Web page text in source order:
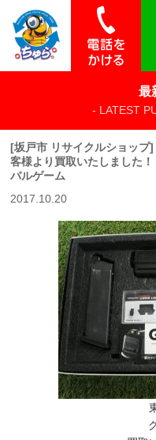
最
- LATEST
[坂戸市 リサイクルショップ
客様より買取いたしました
バルゲーム
2017.10.20